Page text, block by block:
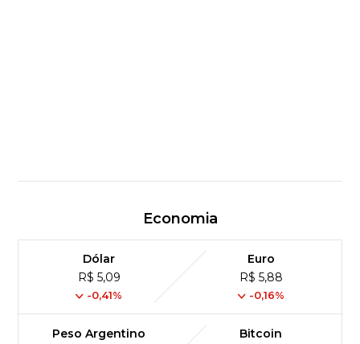
Economia
Dólar
R$ 5,09
-0,41%
Euro
R$ 5,88
-0,16%
Peso Argentino
Bitcoin